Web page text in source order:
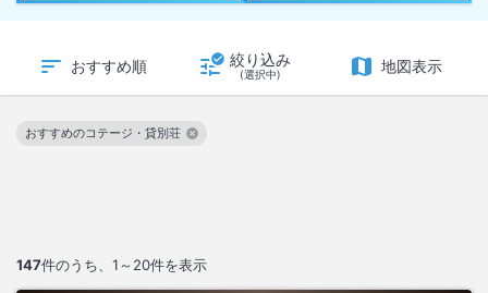
おすすめ順 絞り込み
(選択中) 地図表示
147件のうち、 1～20件を表示
おすすめのコテージ・貸別荘
この絞り込み条件を解除